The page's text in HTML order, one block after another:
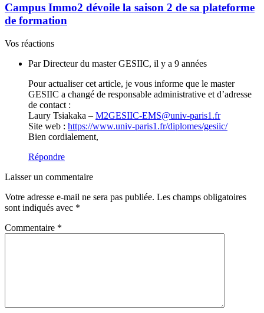
Campus Immo2 dévoile la saison 2 de sa plateforme
de formation
Vos réactions
Par Directeur du master GESIIC, il y a 9 années
Pour actualiser cet article, je vous informe que le master
GESIIC a changé de responsable administrative et d’adresse
de contact :
Laury Tsiakaka – M2GESIIC-EMS@univ-paris1.fr
Site web : https://www.univ-paris1.fr/diplomes/gesiic/
Bien cordialement,
Répondre
Laisser un commentaire
Votre adresse e-mail ne sera pas publiée. Les champs obligatoires
sont indiqués avec *
Commentaire *